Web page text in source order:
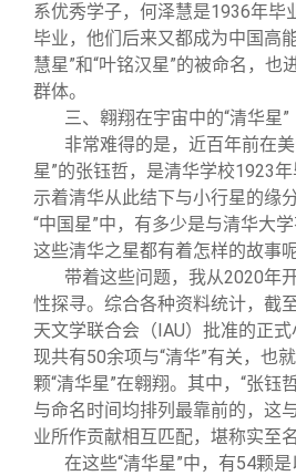
系优秀学子，何泽慧是1936年毕
毕业，他们后来又都成为中国高
慧星”和“叶铭汉星”的被命名，也
群体。
三、翱翔在宇宙中的“清华星”
非常难得的是，近百年前在
星”的张钰哲，是清华学校1923
示着清华从此结下与小行星的缘
“中国星”中，有多少是与清华大学
这些清华之星都有着怎样的故事呢
带着这些问题，我从2020年
性探寻。综合各种资料统计，截
天文学联合会（IAU）批准的正
现共有50余项与“清华”有关，也
颗“清华星”在翱翔。其中，“张钰
与命名时间均排列最靠前的，这
业所作贡献相互匹配，堪称实至名
在这些“清华星”中，有54颗